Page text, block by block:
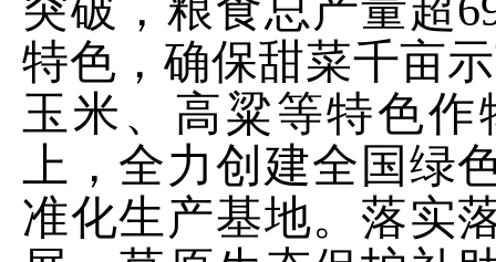
特色，确保甜菜千亩
玉米、高粱等特色
上，全力创建全国绿
准化生产基地。落实